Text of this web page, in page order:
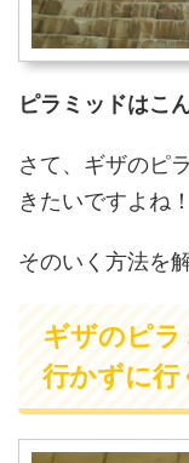
ピラミッドはこ
さて、ギザのピ
きたいですよね！
そのいく方法を
ギザのピ
行かずに行